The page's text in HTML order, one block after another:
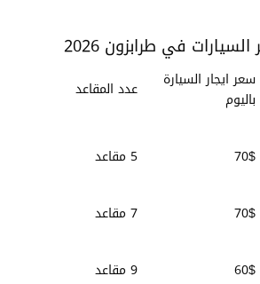
في طرابزون 2026
سعر ايجار السيارة
باليوم
عدد المقاعد
70$ 5 مقاعد
70$ 7 مقاعد
60$ 9 مقاعد